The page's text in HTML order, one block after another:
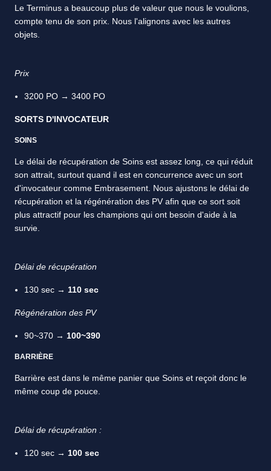
Le Terminus a beaucoup plus de valeur que nous le voulions,
compte tenu de son prix. Nous l'alignons avec les autres
objets.
Prix
3200 PO → 3400 PO
SORTS D'INVOCATEUR
SOINS
Le délai de récupération de Soins est assez long, ce qui réduit
son attrait, surtout quand il est en concurrence avec un sort
d'invocateur comme Embrasement. Nous ajustons le délai de
récupération et la régénération des PV afin que ce sort soit
plus attractif pour les champions qui ont besoin d'aide à la
survie.
Délai de récupération
130 sec → 110 sec
Régénération des PV
90~370 → 100~390
BARRIÈRE
Barrière est dans le même panier que Soins et reçoit donc le
même coup de pouce.
Délai de récupération :
120 sec → 100 sec